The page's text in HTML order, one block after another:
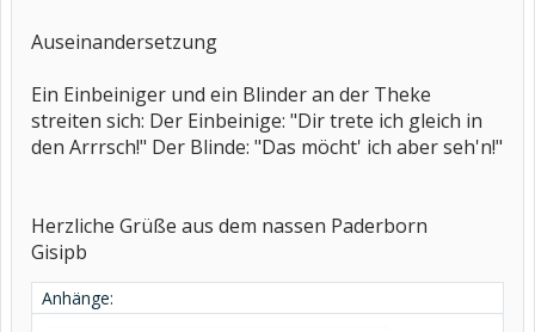
Auseinandersetzung
Ein Einbeiniger und ein Blinder an der Theke
streiten sich: Der Einbeinige: "Dir trete ich gleich in
den Arrrsch!" Der Blinde: "Das möcht' ich aber seh'n!"
Herzliche Grüße aus dem nassen Paderborn
Gisipb
Anhänge: